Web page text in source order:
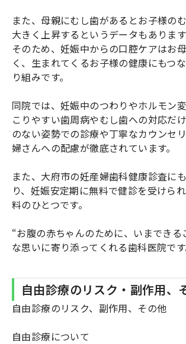
また、母親にむし歯があるとお子様の
大きく上昇するというデータもあります
そのため、妊娠中からの口腔ケアはお
く、生まれてくるお子様の健康にもつ
り組みです。
同院では、妊娠中のつわりやホルモン
こりやすい歯周病やむし歯への対応だ
のない姿勢での診療や丁寧なカウンセ
婦さんへの配慮が徹底されています。
また、大府市の妊産婦歯科健康診査に
り、妊娠安定期に無料で健診を受けら
料のひとつです。
“お腹の赤ちゃんのために、いまできる
な思いに寄り添ってくれる歯科医院です
自由診療のリスク・副作用、
自由診療のリスク、副作用、その他
自由診療について